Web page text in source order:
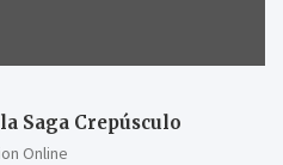
Saga Crepúsculo
Online